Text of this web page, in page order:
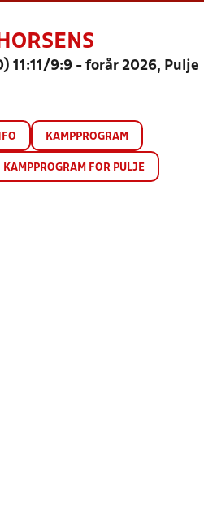
11:11/9:9 - forår 2026, Pulje
KAMPPROGRAM
KAMPPROGRAM FOR PULJE